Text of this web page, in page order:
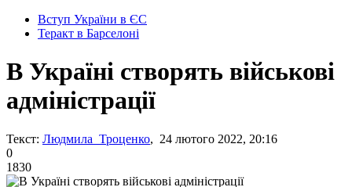
Вступ України в ЄС
Теракт в Барселоні
В Україні створять військові
адміністрації
Текст: Людмила Троценко, 24 лютого 2022, 20:16
0
1830